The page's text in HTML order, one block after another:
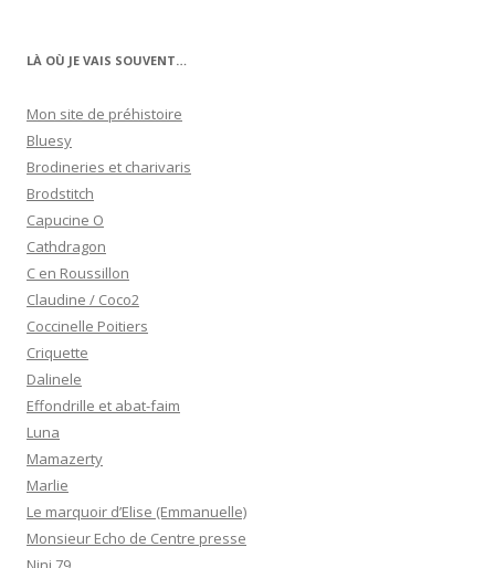
LÀ OÙ JE VAIS SOUVENT…
Mon site de préhistoire
Bluesy
Brodineries et charivaris
Brodstitch
Capucine O
Cathdragon
C en Roussillon
Claudine / Coco2
Coccinelle Poitiers
Criquette
Dalinele
Effondrille et abat-faim
Luna
Mamazerty
Marlie
Le marquoir d’Elise (Emmanuelle)
Monsieur Echo de Centre presse